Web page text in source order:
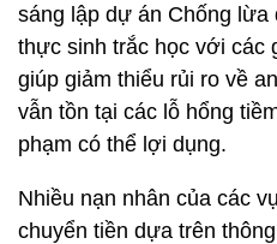
sáng lập dự án Chống lừa
thực sinh trắc học với các
giúp giảm thiểu rủi ro về
vẫn tồn tại các lỗ hổng
phạm có thể lợi dụng.
Nhiều nạn nhân của các
chuyển tiền dựa trên